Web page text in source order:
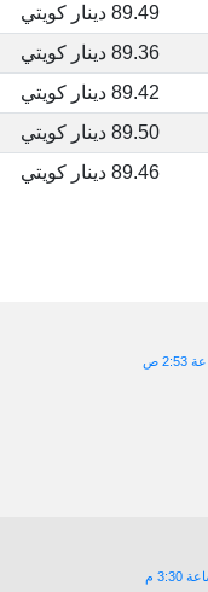
89.49 دينار كويتي
89.36 دينار كويتي
89.42 دينار كويتي
89.50 دينار كويتي
89.46 دينار كويتي